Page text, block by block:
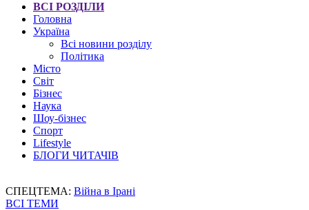
ВСІ РОЗДІЛИ
Головна
Україна
Всі новини розділу
Політика
Місто
Світ
Бізнес
Наука
Шоу-бізнес
Спорт
Lifestyle
БЛОГИ ЧИТАЧІВ
СПЕЦТЕМА: Війна в Ірані
ВСІ ТЕМИ